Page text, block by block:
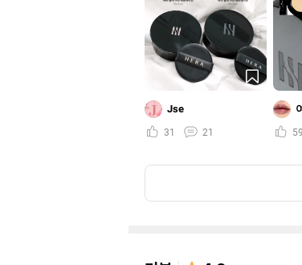
Jse
31 21 59